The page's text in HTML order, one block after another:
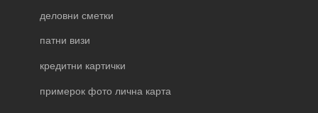
деловни сметки
патни визи
кредитни картички
примерок фото лична карта